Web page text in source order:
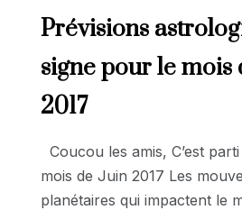
Prévisions
signe pour le mois
2017
Coucou les amis, C’est
mois de Juin 2017 Les
planétaires qui impactent le